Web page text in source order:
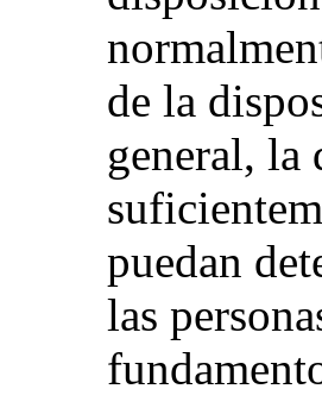
de la
general, la
puedan
las